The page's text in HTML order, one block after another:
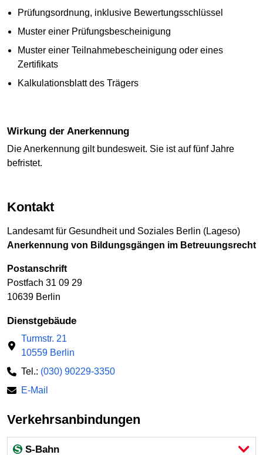
Prüfungsordnung, inklusive Bewertungsschlüssel
Muster einer Prüfungsbescheinigung
Muster einer Teilnahmebescheinigung oder eines
Zertifikats
Kalkulationsblatt des Trägers
Wirkung der Anerkennung
Die Anerkennung gilt bundesweit. Sie ist auf fünf Jahre
befristet.
Kontakt
Landesamt für Gesundheit und Soziales Berlin (Lageso)
Anerkennung von Bildungsgängen im Betreuungsrecht
Postanschrift
Postfach 31 09 29
10639 Berlin
Dienstgebäude
Turmstr. 21
10559 Berlin
Tel.: (030) 90229-3350
E-Mail
Verkehrsanbindungen
S-Bahn